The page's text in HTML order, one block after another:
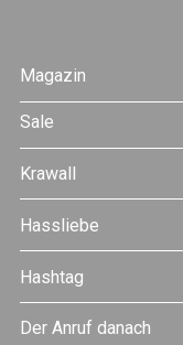
Magazin
Sale
Krawall
Hassliebe
Hashtag
Der Anruf danach